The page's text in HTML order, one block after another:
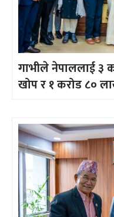
गाभीले नेपाललाई ३
खोप र १ करोड ८०